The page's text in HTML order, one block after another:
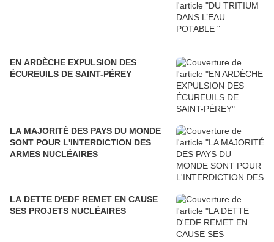
EN ARDÈCHE EXPULSION DES
ÉCUREUILS DE SAINT-PÉREY
LA MAJORITÉ DES PAYS DU MONDE
SONT POUR L'INTERDICTION DES
ARMES NUCLÉAIRES
LA DETTE D'EDF REMET EN CAUSE
SES PROJETS NUCLÉAIRES